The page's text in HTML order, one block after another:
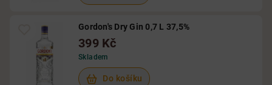
Gordon's Dry Gin 0,7 L 37,5%
399 Kč
Skladem
Do košíku